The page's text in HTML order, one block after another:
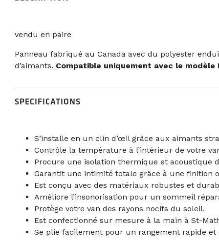
vendu en paire
Panneau fabriqué au Canada avec du polyester
d’aimants. Compatible uniquement avec le modèle
SPECIFICATIONS
S’installe en un clin d’œil grâce aux aimants
Contrôle la température à l’intérieur de votre
Procure une isolation thermique et acoustique
Garantit une intimité totale grâce à une finition
Est conçu avec des matériaux robustes et
Améliore l’insonorisation pour un sommeil
Protège votre van des rayons nocifs du soleil.
Est confectionné sur mesure à la main à St-
Se plie facilement pour un rangement rapide et